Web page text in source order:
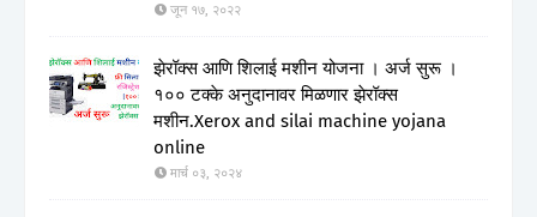
जून १७, २०२२
झेरॉक्स आणि शिलाई मशीन योजना । अर्ज सुरू ।
१०० टक्के अनुदानावर मिळणार झेरॉक्स
मशीन.Xerox and silai machine yojana
online
मार्च ०३, २०२४